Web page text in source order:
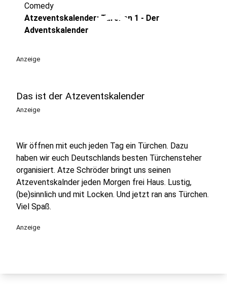
play_circle
Comedy
Atzeventskalender: Türchen 1 - Der
Adventskalender
Anzeige
Das ist der Atzeventskalender
Anzeige
Wir öffnen mit euch jeden Tag ein Türchen. Dazu
haben wir euch Deutschlands besten Türchensteher
organisiert. Atze Schröder bringt uns seinen
Atzeventskalnder jeden Morgen frei Haus. Lustig,
(be)sinnlich und mit Locken. Und jetzt ran ans Türchen.
Viel Spaß.
Anzeige